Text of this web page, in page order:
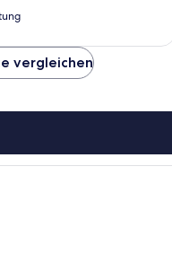
vergleichen